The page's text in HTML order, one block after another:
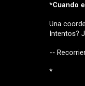
*Cuando
Una
Intentos?
--
*